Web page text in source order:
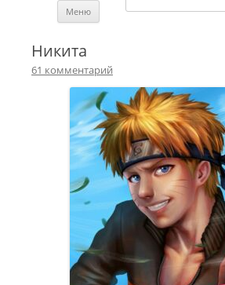
Меню
Никита
61 комментарий